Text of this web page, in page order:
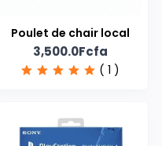
Poulet de chair local
3,500.0Fcfa
( 1 )